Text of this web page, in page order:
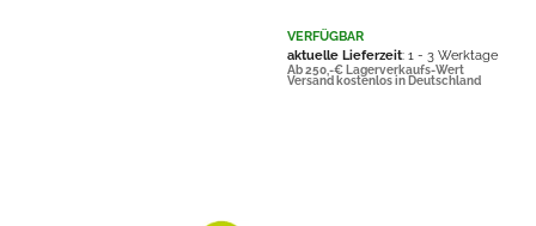
VERFÜGBAR
aktuelle Lieferzeit: 1 - 3 Werktage
Ab 250,-€ Lagerverkaufs-Wert
Versand kostenlos in Deutschland